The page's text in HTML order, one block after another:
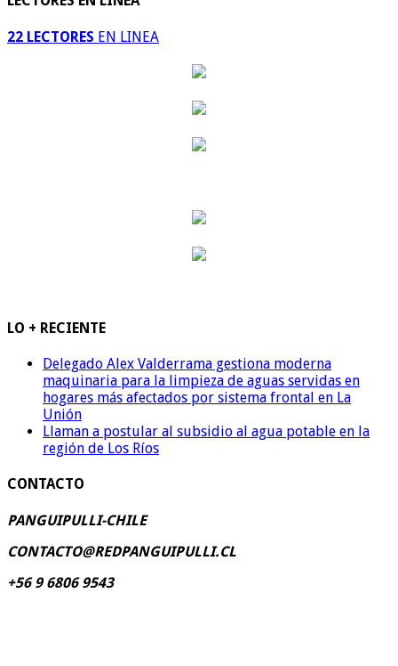
22 LECTORES EN LINEA
LO + RECIENTE
Delegado Alex Valderrama gestiona moderna
maquinaria para la limpieza de aguas servidas en
hogares más afectados por sistema frontal en La
Unión
Llaman a postular al subsidio al agua potable en la
región de Los Ríos
CONTACTO
PANGUIPULLI-CHILE
CONTACTO@REDPANGUIPULLI.CL
+56 9 6806 9543